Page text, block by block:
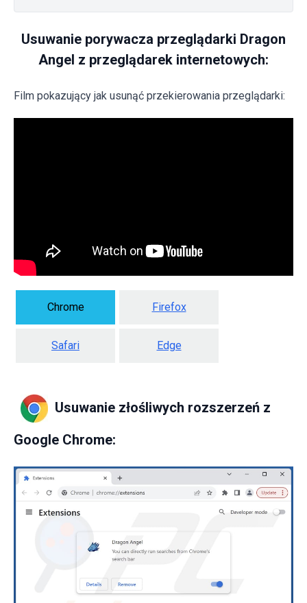
Usuwanie porywacza przeglądarki Dragon
Angel z przeglądarek internetowych:
Film pokazujący jak usunąć przekierowania przeglądarki:
Chrome Firefox
Safari Edge
Usuwanie złośliwych rozszerzeń z
Google Chrome: